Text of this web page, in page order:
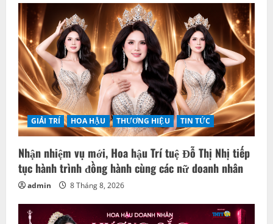
GIẢI TRÍ HOA HẬU THƯƠNG HIỆU TIN TỨC
Nhận nhiệm vụ mới, Hoa hậu Trí tuệ Đỗ Thị Nhị tiếp
tục hành trình đồng hành cùng các nữ doanh nhân
admin 8 Tháng 8, 2026